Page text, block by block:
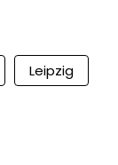
Leipzig